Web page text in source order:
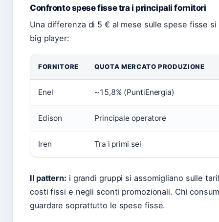
Confronto spese fisse tra i principali fornitori
Una differenza di 5 € al mese sulle spese fisse
big player:
FORNITORE QUOTA MERCATO PRODUZIONE
Enel ~15,8% (PuntiEnergia)
Edison Principale operatore
Iren Tra i primi sei
Il pattern: i grandi gruppi si assomigliano sulle
costi fissi e negli sconti promozionali. Chi
guardare soprattutto le spese fisse.